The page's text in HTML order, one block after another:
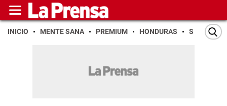
INICIO MENTE SANA PREMIUM HONDURAS SAN PEDRO